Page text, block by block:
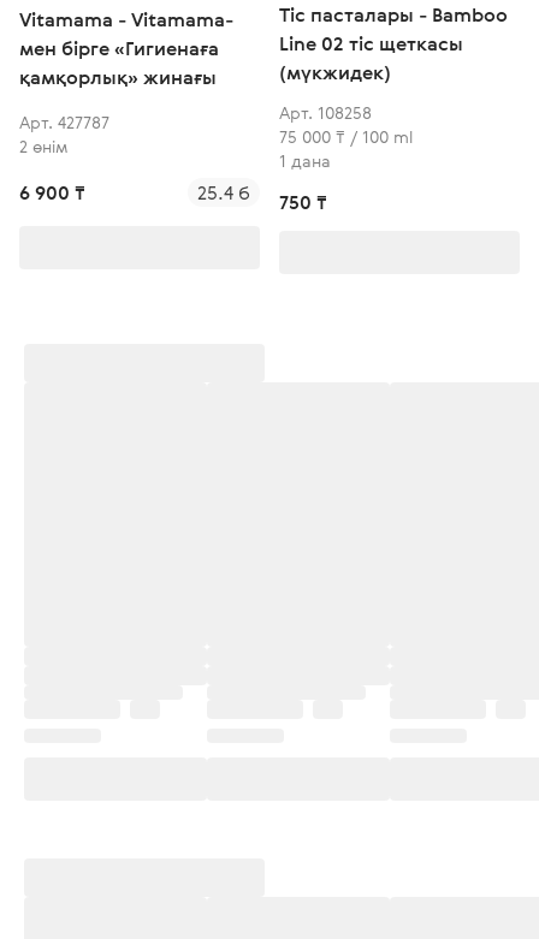
Vitamama - Vitamama-
мен бірге «Гигиенаға
қамқорлық» жинағы
Арт. 427787
2 өнім
6 900 ₸ 25.4 б
Тіс пасталары - Bamboo
Line 02 тіс щеткасы
(мүкжидек)
Арт. 108258
75 000 ₸ / 100 ml
1 дана
750 ₸